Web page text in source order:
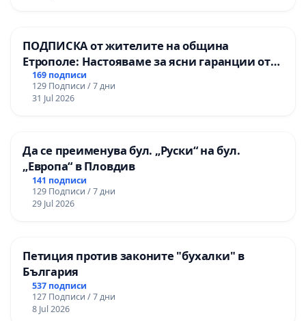
ПОДПИСКА от жителите на община
Етрополе: Настояваме за ясни гаранции от
“Елаците-МЕД” АД и от държавата, че ще се
изпълнят всички екологични норми!
169 подписи
129 Подписи / 7 дни
31 Jul 2026
Да се преименува бул. „Руски“ на бул.
„Европа“ в Пловдив
141 подписи
129 Подписи / 7 дни
29 Jul 2026
Петиция против законите "бухалки" в
България
537 подписи
127 Подписи / 7 дни
8 Jul 2026